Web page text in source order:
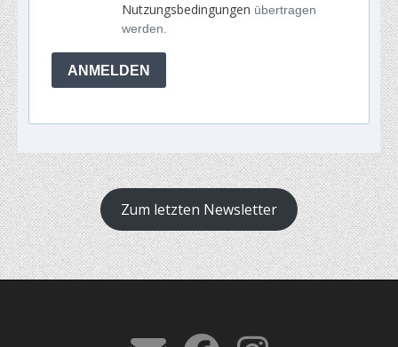
Nutzungsbedingungen übertragen
werden.
ANMELDEN
Zum letzten Newsletter